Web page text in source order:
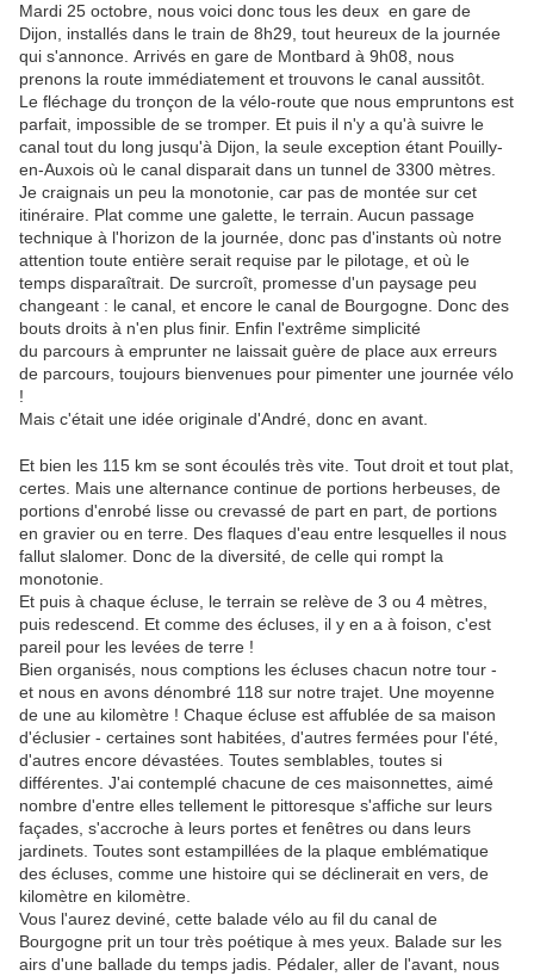
Mardi 25 octobre, nous voici donc tous les deux en gare de
Dijon, installés dans le train de 8h29, tout heureux de la journée
qui s'annonce. Arrivés en gare de Montbard à 9h08, nous
prenons la route immédiatement et trouvons le canal aussitôt.
Le fléchage du tronçon de la vélo-route que nous empruntons est
parfait, impossible de se tromper. Et puis il n'y a qu'à suivre le
canal tout du long jusqu'à Dijon, la seule exception étant Pouilly-
en-Auxois où le canal disparait dans un tunnel de 3300 mètres.
Je craignais un peu la monotonie, car pas de montée sur cet
itinéraire. Plat comme une galette, le terrain. Aucun passage
technique à l'horizon de la journée, donc pas d'instants où notre
attention toute entière serait requise par le pilotage, et où le
temps disparaîtrait. De surcroît, promesse d'un paysage peu
changeant : le canal, et encore le canal de Bourgogne. Donc des
bouts droits à n'en plus finir. Enfin l'extrême simplicité
du parcours à emprunter ne laissait guère de place aux erreurs
de parcours, toujours bienvenues pour pimenter une journée vélo
!
Mais c'était une idée originale d'André, donc en avant.
Et bien les 115 km se sont écoulés très vite. Tout droit et tout plat,
certes. Mais une alternance continue de portions herbeuses, de
portions d'enrobé lisse ou crevassé de part en part, de portions
en gravier ou en terre. Des flaques d'eau entre lesquelles il nous
fallut slalomer. Donc de la diversité, de celle qui rompt la
monotonie.
Et puis à chaque écluse, le terrain se relève de 3 ou 4 mètres,
puis redescend. Et comme des écluses, il y en a à foison, c'est
pareil pour les levées de terre !
Bien organisés, nous comptions les écluses chacun notre tour -
et nous en avons dénombré 118 sur notre trajet. Une moyenne
de une au kilomètre ! Chaque écluse est affublée de sa maison
d'éclusier - certaines sont habitées, d'autres fermées pour l'été,
d'autres encore dévastées. Toutes semblables, toutes si
différentes. J'ai contemplé chacune de ces maisonnettes, aimé
nombre d'entre elles tellement le pittoresque s'affiche sur leurs
façades, s'accroche à leurs portes et fenêtres ou dans leurs
jardinets. Toutes sont estampillées de la plaque emblématique
des écluses, comme une histoire qui se déclinerait en vers, de
kilomètre en kilomètre.
Vous l'aurez deviné, cette balade vélo au fil du canal de
Bourgogne prit un tour très poétique à mes yeux. Balade sur les
airs d'une ballade du temps jadis. Pédaler, aller de l'avant, nous